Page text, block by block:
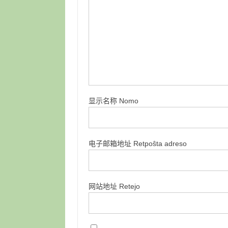
显示名称 Nomo
电子邮箱地址 Retpoŝta adreso
网站地址 Retejo